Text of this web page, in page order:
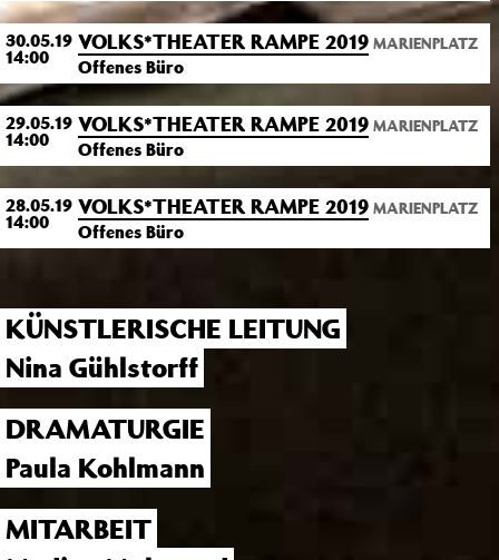
30.05.19
14:00
VOLKS*THEATER RAMPE 2019 MARIENPLATZ
Offenes Büro
29.05.19
14:00
VOLKS*THEATER RAMPE 2019 MARIENPLATZ
Offenes Büro
28.05.19
14:00
VOLKS*THEATER RAMPE 2019 MARIENPLATZ
Offenes Büro
KÜNSTLERISCHE LEITUNG
Nina Gühlstorff
DRAMATURGIE
Paula Kohlmann
MITARBEIT